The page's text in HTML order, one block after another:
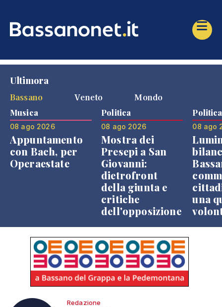
Ultimora
Bassano
Veneto Mondo
Musica
08 ago 2026
Appuntamento
con Bach, per
Operaestate
Politica
08 ago 2026
Mostra dei
Presepi a San
Giovanni:
dietrofront
della giunta e
critiche
dell'opposizione
Politica
08 ago
una
Redazione